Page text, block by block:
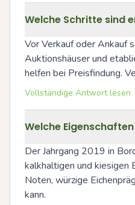
Welche Schritte sind
Vor Verkauf oder Ankauf
Auktionshäuser und
helfen bei Preisfindung.
Vollständige Antwort lesen
Welche
Der Jahrgang 2019 in
kalkhaltigen und kiesigen
Noten, würzige
kann.